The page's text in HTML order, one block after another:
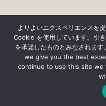
※当サイトはアフィリ
シエイト含む）を利用
よりよいエクスペリエンスを
Cookie を使用しています。引
を承諾したものとみなされま
we give you the best
continue to use this site we